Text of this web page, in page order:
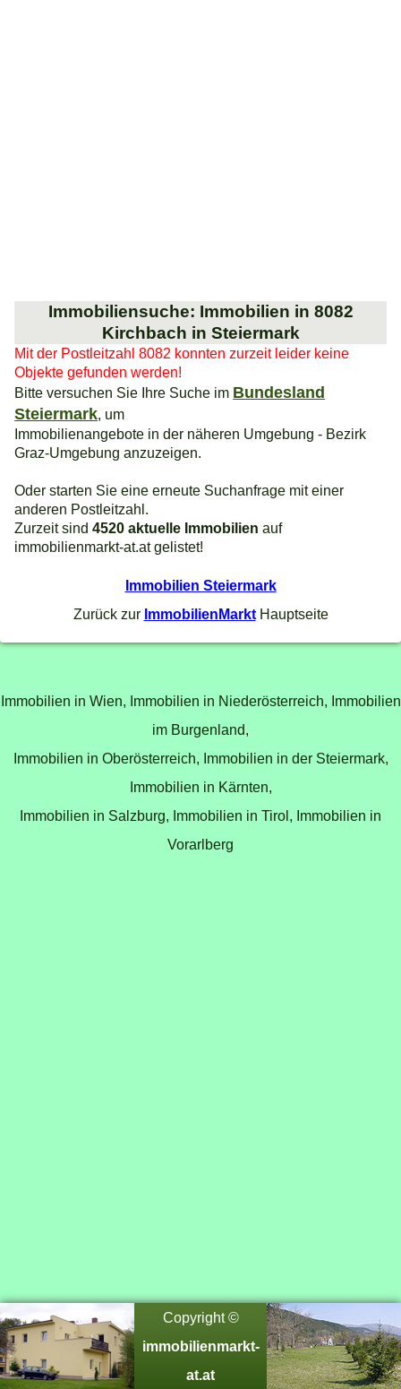
Immobiliensuche: Immobilien in 8082
Kirchbach in Steiermark
Mit der Postleitzahl 8082 konnten zurzeit leider keine
Objekte gefunden werden!
Bitte versuchen Sie Ihre Suche im Bundesland
Steiermark, um
Immobilienangebote in der näheren Umgebung - Bezirk
Graz-Umgebung anzuzeigen.
Oder starten Sie eine erneute Suchanfrage mit einer
anderen Postleitzahl.
Zurzeit sind4520 aktuelle Immobilien auf
immobilienmarkt-at.at gelistet!
Immobilien Steiermark
Zurück zur ImmobilienMarktHauptseite
Immobilien in Wien, Immobilien in Niederösterreich, Immobilien
im Burgenland,
Immobilien in Oberösterreich, Immobilien in der Steiermark,
Immobilien in Kärnten,
Immobilien in Salzburg, Immobilien in Tirol, Immobilien in
Vorarlberg
Copyright ©
immobilienmarkt-
at.at